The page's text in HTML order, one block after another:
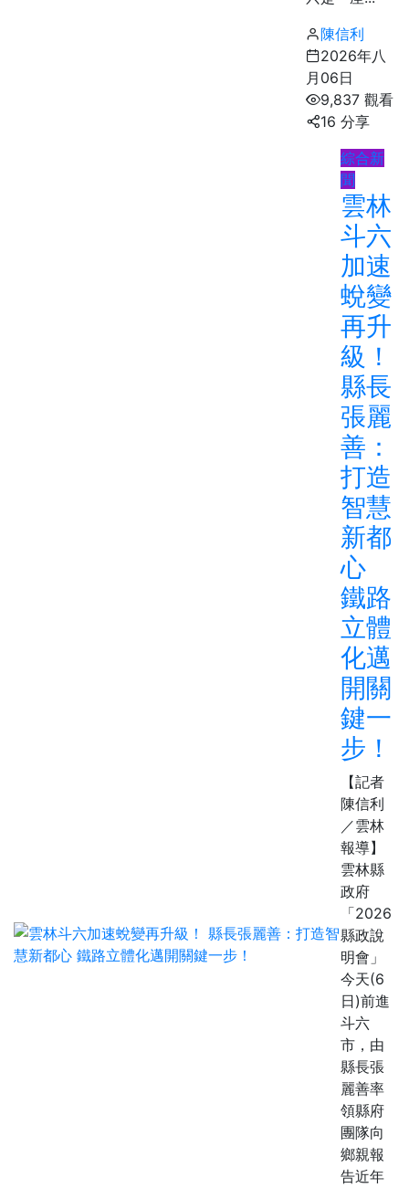
陳信利
2026年八
月06日
9,837 觀看
16 分享
綜合新
聞
雲林
斗六
加速
蛻變
再升
級！
縣長
張麗
善：
打造
智慧
新都
心
鐵路
立體
化邁
開關
鍵一
步！
【記者
陳信利
／雲林
報導】
雲林縣
政府
「2026
縣政說
明會」
今天(6
日)前進
斗六
市，由
縣長張
麗善率
領縣府
團隊向
鄉親報
告近年